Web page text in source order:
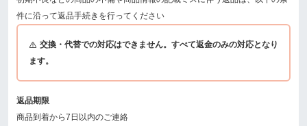
件に沿って返品手続きを行ってください
交換・代替での対応はできません。すべて返金のみの対応となり
ます。
返品期限
商品到着から7日以内のご連絡